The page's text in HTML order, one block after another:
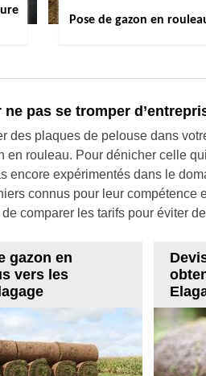
Pose de gazon en
pas se tromper
des plaques de pelouse dans
en rouleau. Pour dénicher celle
encore expérimentés dans le
connus pour leur compétence
comparer les tarifs pour éviter
gazon en
vers les